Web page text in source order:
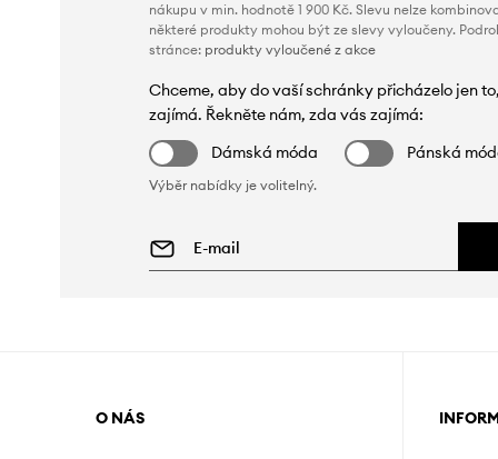
nákupu v min. hodnotě 1 900 Kč. Slevu nelze
některé produkty mohou být ze slevy vyloučeny.
stránce: produkty vyloučené z akce
Chceme, aby do vaší schránky přicházelo jen
zajímá. Řekněte nám, zda vás zajímá:
Dámská móda
Pánská
Výběr nabídky je volitelný.
O NÁS